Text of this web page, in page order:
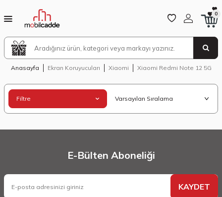
0
Anasayfa Ekran Koruyucuları Xiaomi Xiaomi Redmi Note 12 5G
Filtre
E-Bülten Aboneliği
KAYDET